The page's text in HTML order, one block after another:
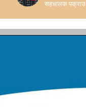
सहचालक पक्राउ